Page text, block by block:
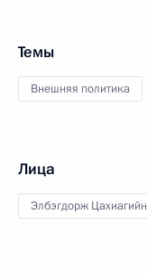
Темы
Внешняя политика
Лица
Элбэгдорж Цахиагийн